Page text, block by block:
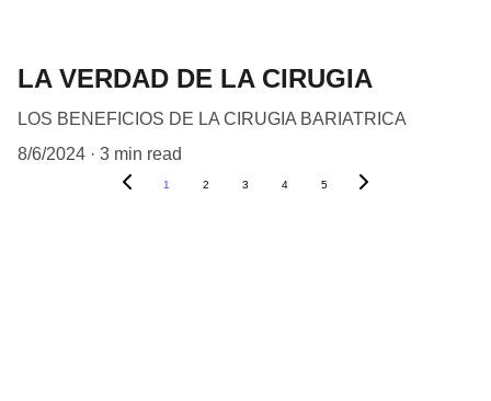
LA VERDAD DE LA CIRUGIA
LOS BENEFICIOS DE LA CIRUGIA BARIATRICA
8/6/2024
3 min read
1 2 3 4 5